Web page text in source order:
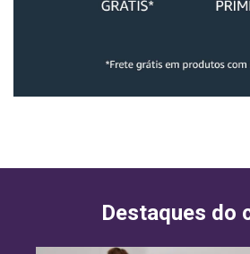
Destaques do